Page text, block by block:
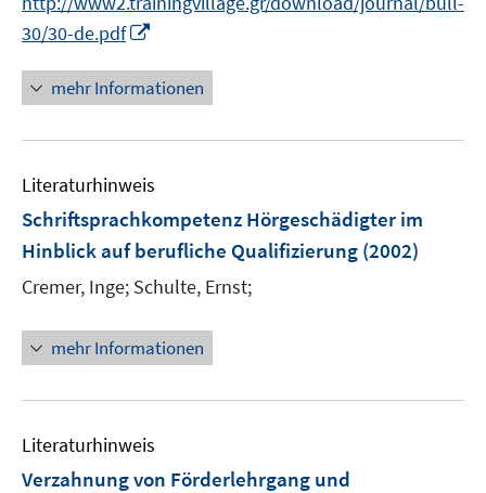
r
ö
f
e
30/30-de.pdf
n
e
u
m
F
n
s
e
r
ö
f
n
mehr Informationen
Literaturhinweis
Schriftsprachkompetenz Hörgeschädigter im
Hinblick auf berufliche Qualifizierung (2002)
Cremer, Inge; Schulte, Ernst;
mehr Informationen
Literaturhinweis
Verzahnung von Förderlehrgang und